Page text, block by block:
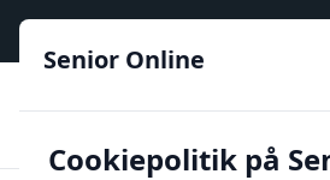
Senior Online
Cookiepolitik på